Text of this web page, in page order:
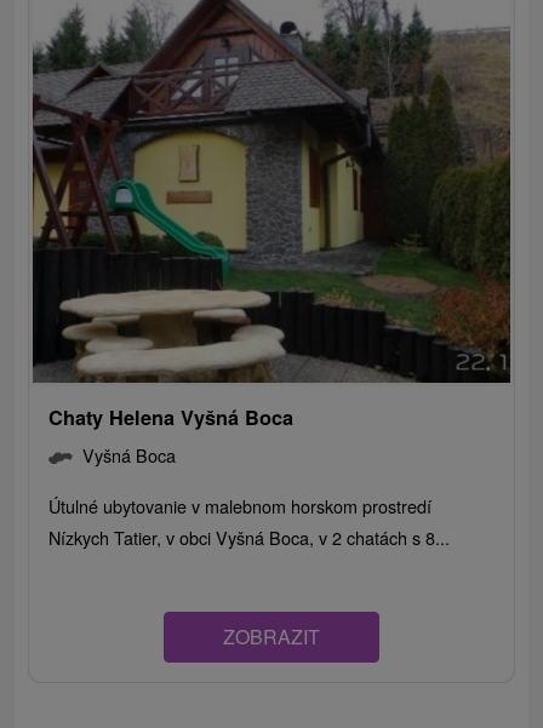
Chaty Helena Vyšná Boca
Vyšná Boca
Útulné ubytovanie v malebnom horskom prostredí
Nízkych Tatier, v obci Vyšná Boca, v 2 chatách s 8...
ZOBRAZIT